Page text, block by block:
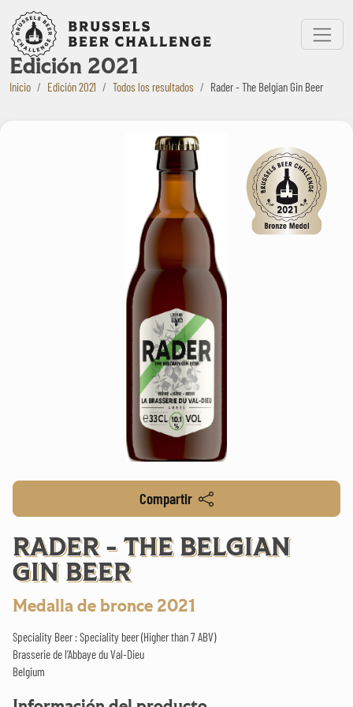
Bruxelles Beer Challenge
Menu
Edición 2021
Inicio Edición 2021 Todos los resultados Rader - The Belgian Gin Beer
Compartir
RADER - THE BELGIAN
GIN BEER
Medalla de bronce 2021
Speciality Beer : Speciality beer (Higher than 7 ABV)
Brasserie de l’Abbaye du Val-Dieu
Belgium